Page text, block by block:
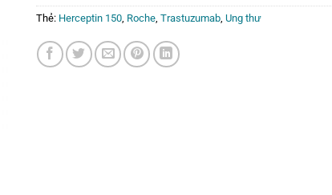
Thẻ: Herceptin 150, Roche, Trastuzumab, Ung thư